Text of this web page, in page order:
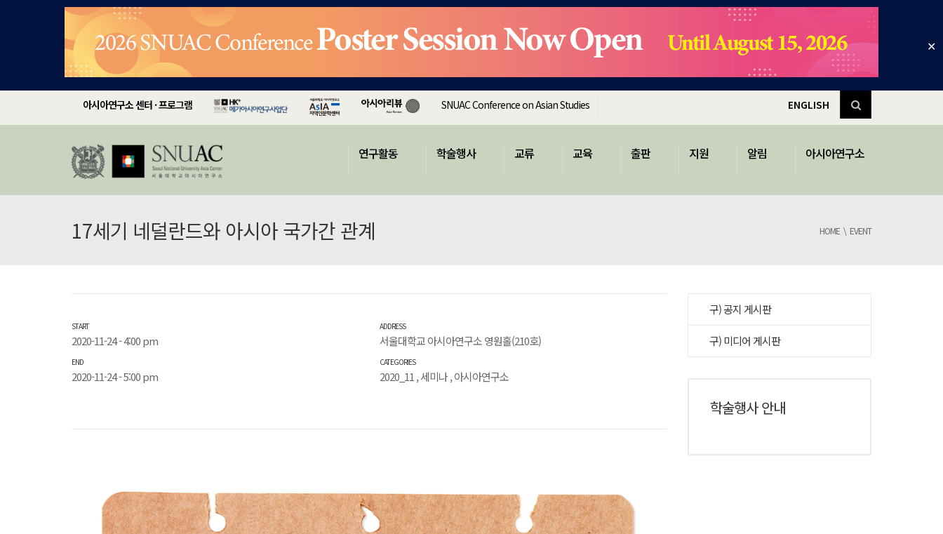
✕
아시아연구소 센터 · 프로그램 SNUAC Conference on Asian Studies ENGLISH
연구활동 학술행사 교류 교육 출판 지원 알림 아시아연구소
17세기 네덜란드와 아시아 국가간 관계 HOME EVENT
START
2020-11-24 - 4:00 pm
END
2020-11-24 - 5:00 pm
ADDRESS
서울대학교 아시아연구소 영원홀(210호)
CATEGORIES
2020_11 ,세미나,아시아연구소
구) 공지 게시판
구) 미디어 게시판
학술행사 안내